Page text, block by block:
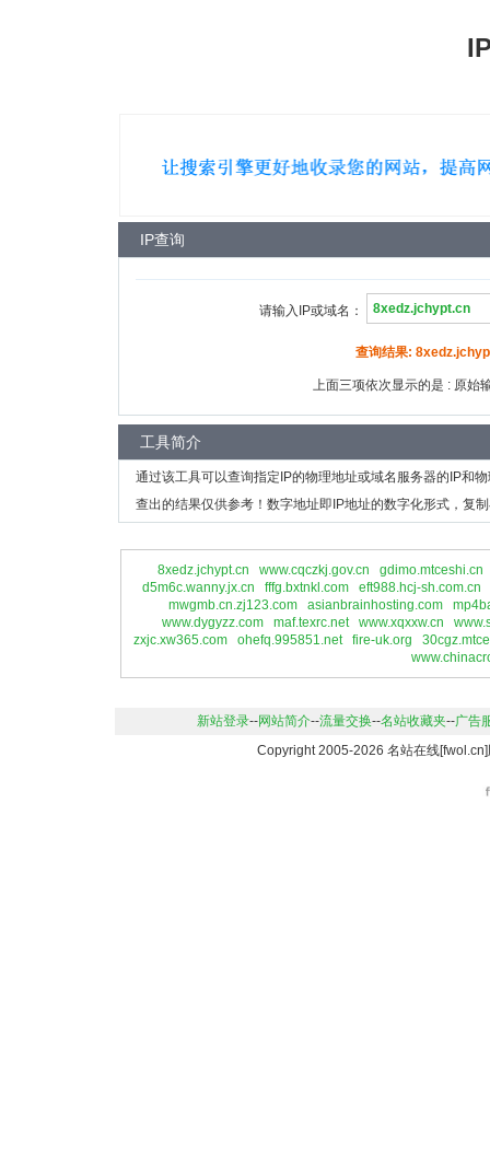
IP查询
请输入IP或域名：
查询结果:
上面三项依次显示的是 : 原始
工具简介
通过该工具可以查询指定IP的物理地址或域名服务器的IP和
查出的结果仅供参考！数字地址即IP地址的数字化形式，复
8xedz.jchypt.cn www.cqczkj.gov.cn
gdimo.mtceshi.cn
d5m6c.wanny.jx.cn
fffg.bxtnkl.com
eft988.hcj-sh.com.cn
mwgmb.cn.zj123.com
asianbrainhosting.com
www.dygyzz.com
maf.texrc.net www.xqxxw.cn
zxjc.xw365.com
ohefq.995851.net fire-uk.org
新站登录--网站简介--流量交换--名站收藏夹--广告
Copyright 2005-2026 名站在线